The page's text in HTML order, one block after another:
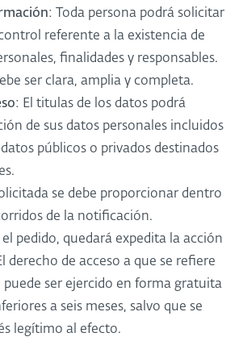
: Toda persona podrá solicitar
referente a la existencia de
finalidades y responsables.
ser clara, amplia y completa.
: El titulas de los datos podrá
de sus datos personales incluidos
públicos o privados destinados
se debe proporcionar dentro
de la notificación.
el pedido, quedará expedita la acción
derecho de acceso a que se refiere
puede ser ejercido en forma gratuita
a seis meses, salvo que se
legítimo al efecto.